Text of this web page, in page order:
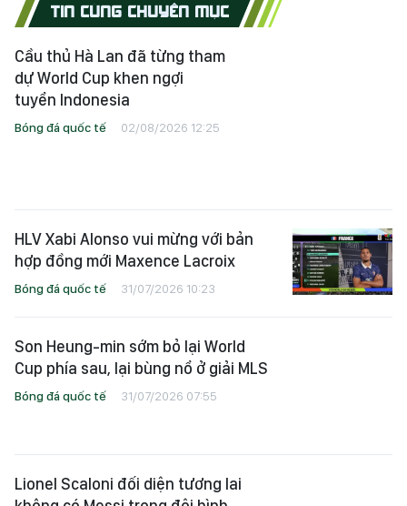
TIN CÙNG CHUYÊN MỤC
Cầu thủ Hà Lan đã từng tham
dự World Cup khen ngợi
tuyển Indonesia
Bóng đá quốc tế 02/08/2026 12:25
Bóng đá quốc tế 31/07/2026 10:23
Son Heung-min sớm bỏ lại World
Bóng đá quốc tế 31/07/2026 07:55
Lionel Scaloni đối diện tương lai
Bóng đá quốc tế 30/07/2026 00:36